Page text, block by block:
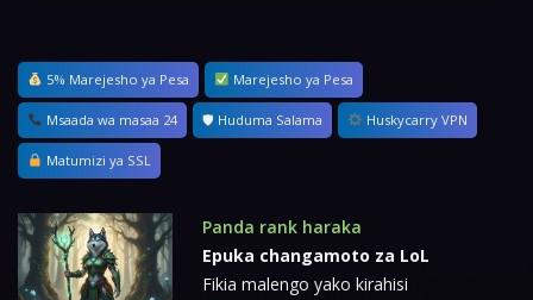
5% Marejesho ya Pesa Marejesho ya Pesa
Msaada wa masaa 24 🛡 Huduma Salama Huskycarry VPN
Matumizi ya SSL
Panda rank haraka
Epuka changamoto za LoL
Fikia malengo yako kirahisi